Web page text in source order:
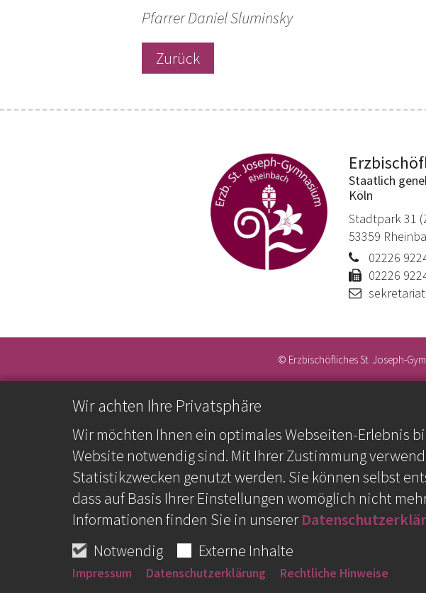
Wir achten Ihre Privatsphäre
Wir möchten Ihnen ein optimales Webseiten-Erlebnis
Website notwendig sind. Mit Ihrer Zustimmung
Statistikzwecken genutzt werden. Sie können selbst
dass auf Basis Ihrer Einstellungen womöglich nicht
Informationen finden Sie in unserer
Notwendig
Externe Inhalte
Impressum Datenschutzerklärung Rechtliche Hinweise
Pfarrer Daniel Sluminsky
Zurück
Staatlich
Köln
Stadtpark 31
53359
02226
02226
© Erzbischöfliches St. Joseph-